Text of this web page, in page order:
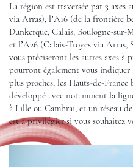
La région est traversée par 3 axes
via Arras), l’A16 (de la frontière
Dunkerque, Calais, Boulogne-
et l’A26 (Calais-Troyes via
vous préciseront les autres axes à
pourront également vous indiquer
plus proches, les Hauts-de-
développé avec notamment la
à Lille ou Cambrai, et un réseau
est à privilégier si vous souhaitez